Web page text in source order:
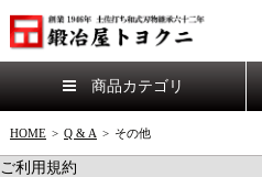
商品カテゴリ
HOME > Q & A > その他
ご利用規約